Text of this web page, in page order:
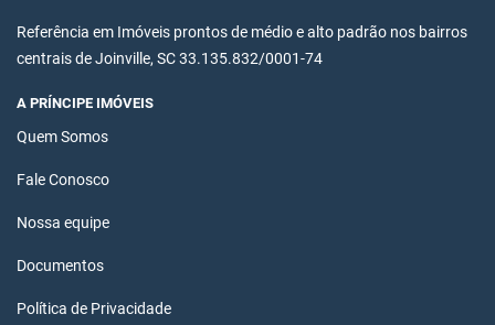
Referência em Imóveis prontos de médio e alto padrão nos bairros
centrais de Joinville, SC 33.135.832/0001-74
A PRÍNCIPE IMÓVEIS
Quem Somos
Fale Conosco
Nossa equipe
Documentos
Política de Privacidade